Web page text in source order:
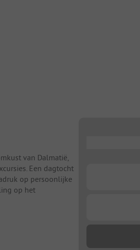
van Dalmatië,
Een dagtocht
op persoonlijke
op het